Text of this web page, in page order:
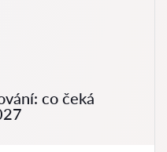
co čeká